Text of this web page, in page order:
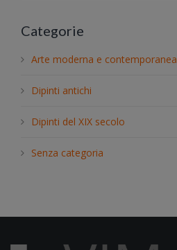
r
h
.
Categorie
Arte moderna e contemporanea
Dipinti antichi
Dipinti del XIX secolo
Senza categoria